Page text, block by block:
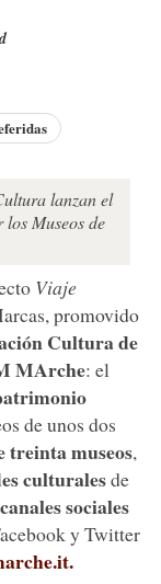
lanzan el
Museos de
Viaje
promovido
Cultura de
MArche: el
de unos dos
treinta museos,
culturalesde
canales sociales
y Twitter